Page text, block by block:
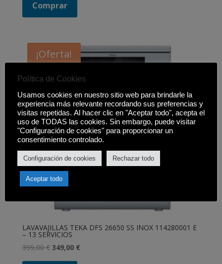
Comprar
¡Oferta!
LAVAVAJILLAS TEKA DFS 26650 SS INOX 114280001 E
– 13 SERVICIOS
399,00€ El
349,00 €El
Política de Cookies
Usamos cookies en nuestro sitio web para brindarle la
experiencia más relevante recordando sus preferencias y
visitas repetidas. Al hacer clic en "Aceptar todo", acepta el
uso de TODAS las cookies. Sin embargo, puede visitar
"Configuración de cookies" para proporcionar un
consentimiento controlado.
Configuración de cookies Rechazar todo
Aceptar todo